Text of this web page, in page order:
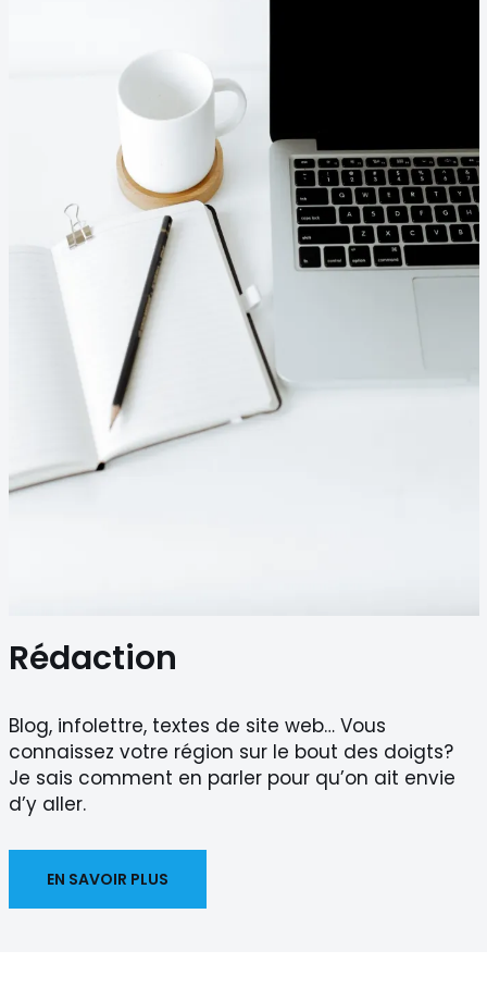
Rédaction
Blog, infolettre, textes de site web… Vous
connaissez votre région sur le bout des doigts?
Je sais comment en parler pour qu’on ait envie
d’y aller.
EN SAVOIR PLUS